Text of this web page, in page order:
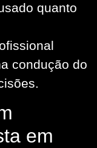
quanto
condução do
em